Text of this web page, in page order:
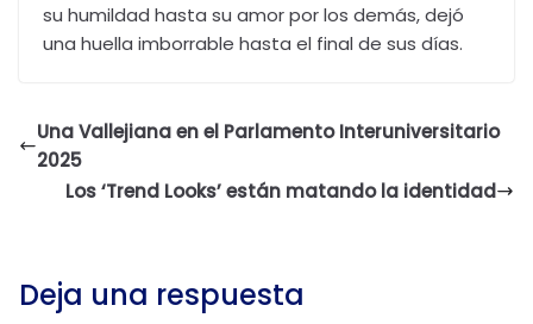
su humildad hasta su amor por los demás, dejó
una huella imborrable hasta el final de sus días.
Una Vallejiana en el Parlamento Interuniversitario
2025
Los ‘Trend Looks’ están matando la identidad
Deja una respuesta